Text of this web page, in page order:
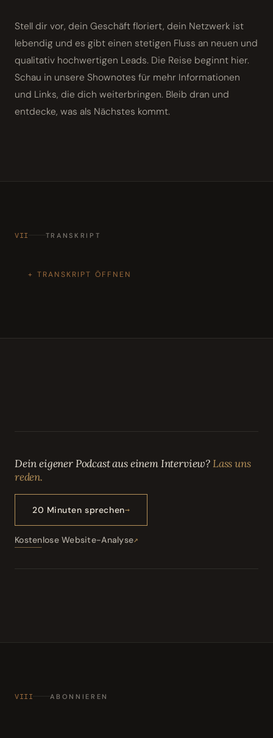
Stell dir vor, dein Geschäft floriert, dein Netzwerk ist
lebendig und es gibt einen stetigen Fluss an neuen und
qualitativ hochwertigen Leads. Die Reise beginnt hier.
Schau in unsere Shownotes für mehr Informationen
und Links, die dich weiterbringen. Bleib dran und
entdecke, was als Nächstes kommt.
VII TRANSKRIPT
TRANSKRIPT ÖFFNEN
Dein eigener Podcast aus einem Interview?Lass uns
reden.
20 Minuten sprechen
Kostenlose Website-Analyse
VIII ABONNIEREN